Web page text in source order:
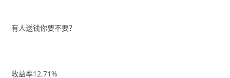
有人送钱你要不要？
收益率12.71%